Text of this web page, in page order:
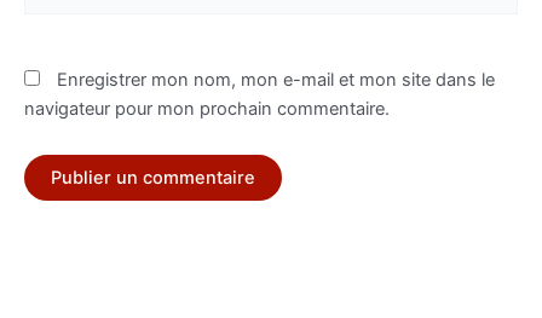
Enregistrer mon nom, mon e-mail et mon site dans le
navigateur pour mon prochain commentaire.